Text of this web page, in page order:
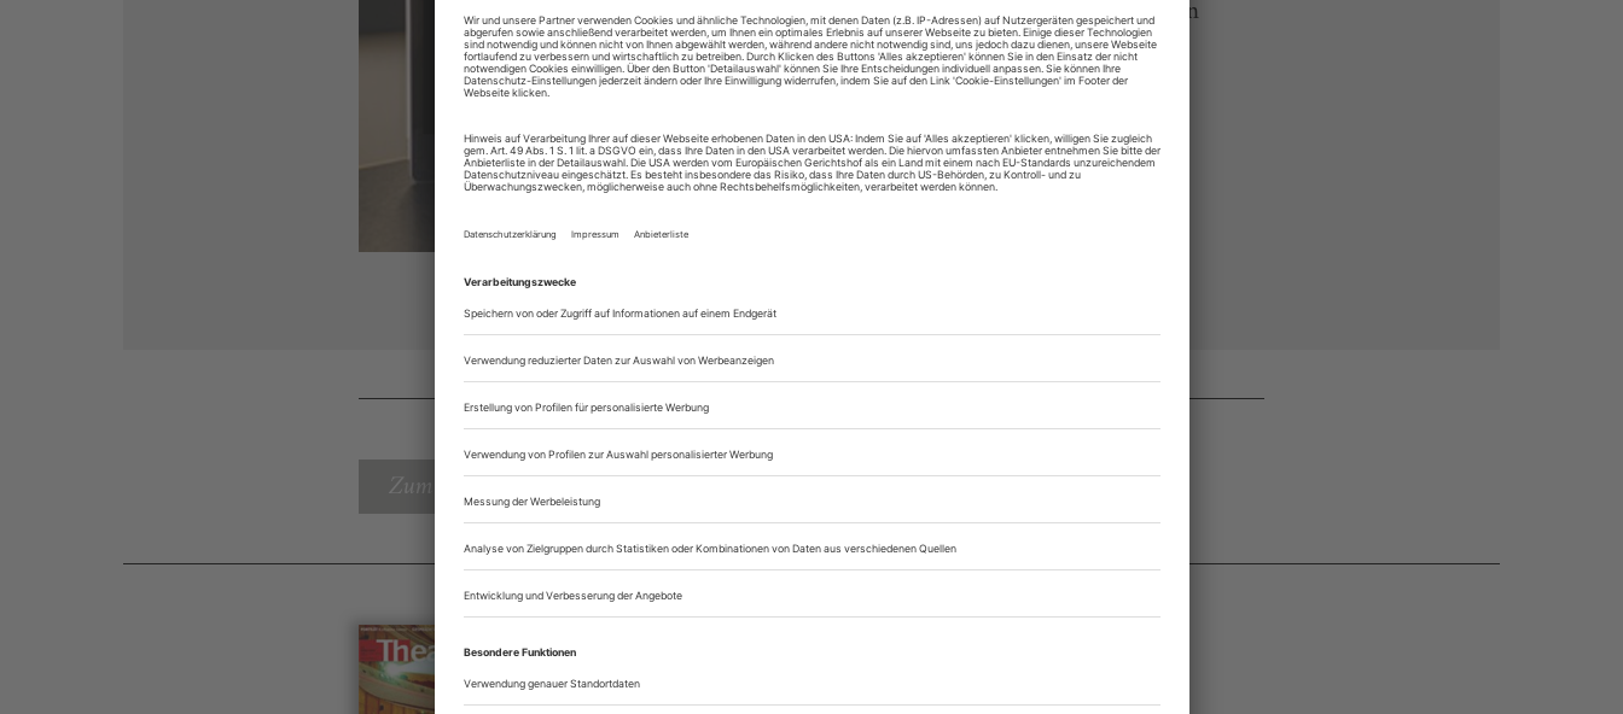
Lesegenuss auf allen Endgeräten
Zugang zum Onlinearchiv von
Theater heute
Sie können alle Vorteile des Abos
sofort nutzen
Zum Inhaltsverzeichnis
Theater heute März 2010
von Egbert Tholl